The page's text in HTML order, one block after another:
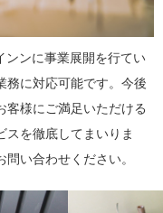
ンンに事業展開を行てい
務に対応可能です。今後
客様にご満足いただける
スを徹底してまいりま
い合わせください。